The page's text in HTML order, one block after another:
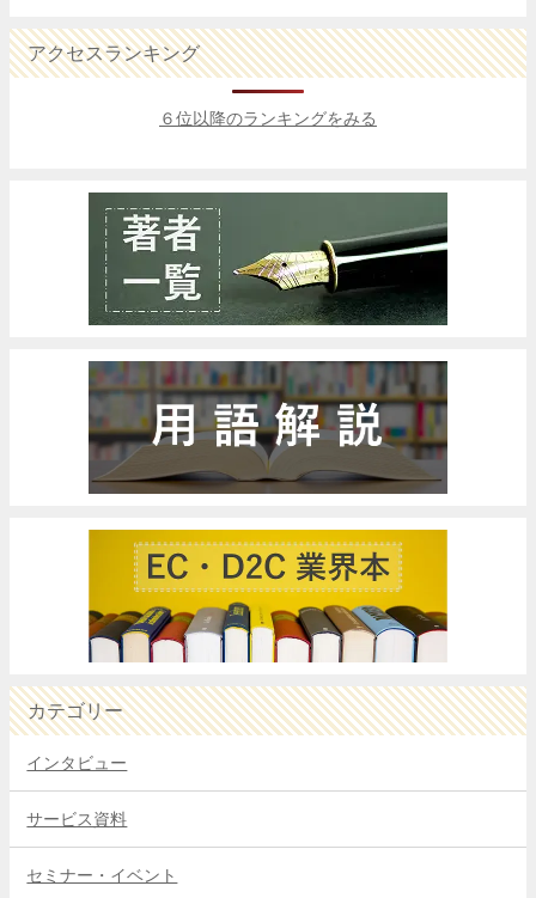
アクセスランキング
６位以降のランキングをみる
カテゴリー
インタビュー
サービス資料
セミナー・イベント